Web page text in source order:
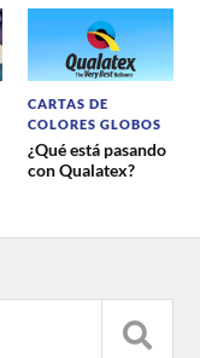
CARTAS DE
COLORES GLOBOS
¿Qué está pasando
con Qualatex?